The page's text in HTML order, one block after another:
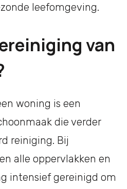
leefomgeving.
van
woning is een
die verder
reiniging. Bij
alle oppervlakken en
intensief gereinigd om